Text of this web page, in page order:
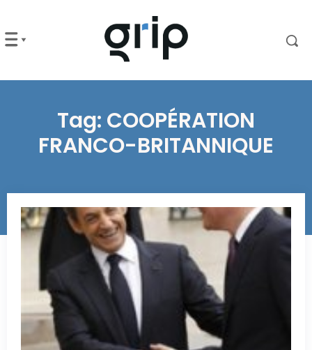
Tag: COOPÉRATION
FRANCO-BRITANNIQUE